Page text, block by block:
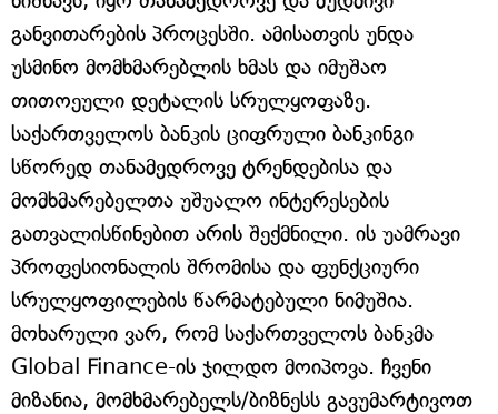
განვითარების პროცესში. ამისათვის უნდა
უსმინო მომხმარებლის ხმას და იმუშაო
თითოეული დეტალის სრულყოფაზე.
საქართველოს ბანკის ციფრული ბანკინგი
სწორედ თანამედროვე ტრენდებისა და
მომხმარებელთა უშუალო ინტერესების
გათვალისწინებით არის შექმნილი. ის უამრავი
პროფესიონალის შრომისა და ფუნქციური
სრულყოფილების წარმატებული ნიმუშია.
მოხარული ვარ, რომ საქართველოს ბანკმა
Global Finance-ის ჯილდო მოიპოვა. ჩვენი
მიზანია, მომხმარებელს/ბიზნესს გავუმარტივოთ